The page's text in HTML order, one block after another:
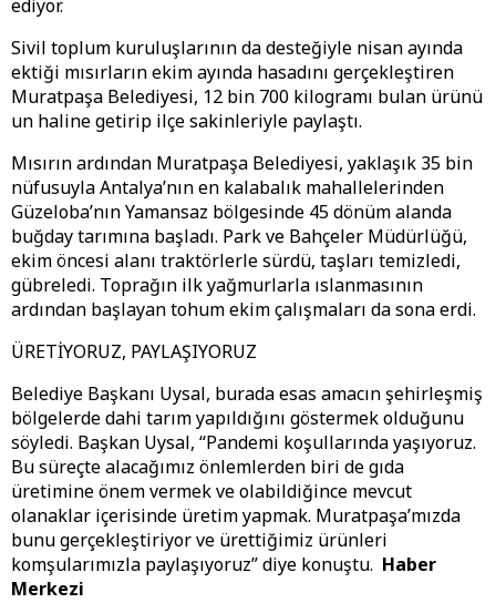
ediyor.
Sivil toplum kuruluşlarının da desteğiyle nisan ayında
ektiği mısırların ekim ayında hasadını gerçekleştiren
Muratpaşa Belediyesi, 12 bin 700 kilogramı bulan ürünü
un haline getirip ilçe sakinleriyle paylaştı.
Mısırın ardından Muratpaşa Belediyesi, yaklaşık 35 bin
nüfusuyla Antalya’nın en kalabalık mahallelerinden
Güzeloba’nın Yamansaz bölgesinde 45 dönüm alanda
buğday tarımına başladı. Park ve Bahçeler Müdürlüğü,
ekim öncesi alanı traktörlerle sürdü, taşları temizledi,
gübreledi. Toprağın ilk yağmurlarla ıslanmasının
ardından başlayan tohum ekim çalışmaları da sona erdi.
ÜRETİYORUZ, PAYLAŞIYORUZ
Belediye Başkanı Uysal, burada esas amacın şehirleşmiş
bölgelerde dahi tarım yapıldığını göstermek olduğunu
söyledi. Başkan Uysal, “Pandemi koşullarında yaşıyoruz.
Bu süreçte alacağımız önlemlerden biri de gıda
üretimine önem vermek ve olabildiğince mevcut
olanaklar içerisinde üretim yapmak. Muratpaşa’mızda
bunu gerçekleştiriyor ve ürettiğimiz ürünleri
komşularımızla paylaşıyoruz” diye konuştu. Haber
Merkezi